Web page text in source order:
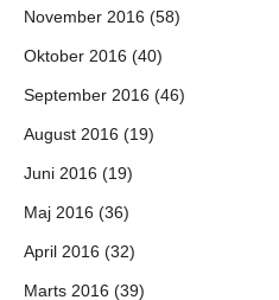
November 2016 (58)
Oktober 2016 (40)
September 2016 (46)
August 2016 (19)
Juni 2016 (19)
Maj 2016 (36)
April 2016 (32)
Marts 2016 (39)